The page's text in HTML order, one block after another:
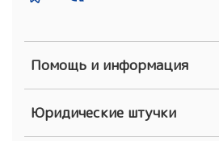
Помощь и информация
Юридические штучки